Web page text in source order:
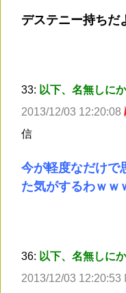
デステニー持ちだ
33: 以下、名無しに
2013/12/03 12:20:08
信
今が軽度なだけで
た気がするわｗｗ
36: 以下、名無しに
2013/12/03 12:20:53